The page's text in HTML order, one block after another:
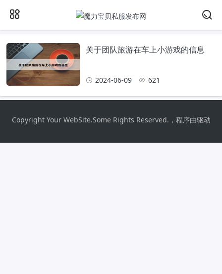
关于团队旅游在车上小游戏的信息
2024-06-09 621
Copyright Your WebSite.Some Rights Reserved.，程序由驱动